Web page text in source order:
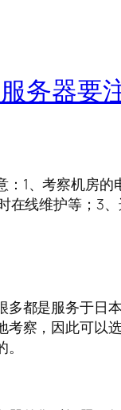
务器要
：1、考察机房
在线维护等；3
多都是服务于日
考察，因此可以